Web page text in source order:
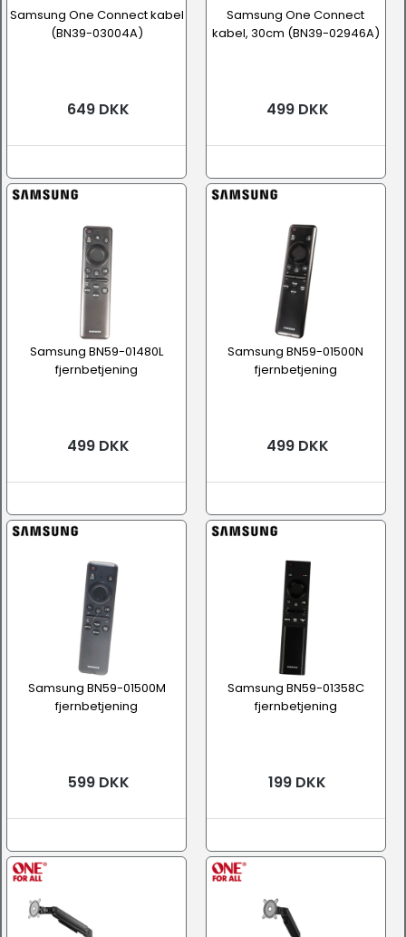
Samsung One Connect kabel
(BN39-03004A)
649 DKK
Samsung One Connect
kabel, 30cm (BN39-02946A)
499 DKK
Samsung BN59-01480L
fjernbetjening
499 DKK
Samsung BN59-01500N
fjernbetjening
499 DKK
Samsung BN59-01500M
fjernbetjening
599 DKK
Samsung BN59-01358C
fjernbetjening
199 DKK